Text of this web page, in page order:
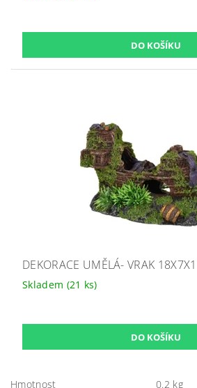
DEKORACE UMĚLÁ- VRAK
Skladem (21 ks)
Hmotnost
0.2 kg